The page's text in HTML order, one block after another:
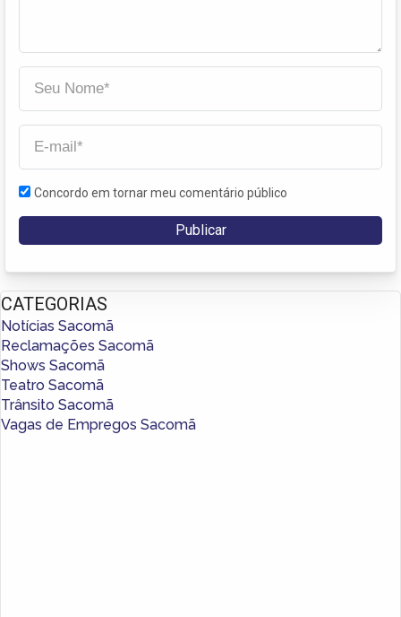
Concordo em tornar meu comentário público
CATEGORIAS
Notícias Sacomã
Reclamações Sacomã
Shows Sacomã
Teatro Sacomã
Trânsito Sacomã
Vagas de Empregos Sacomã